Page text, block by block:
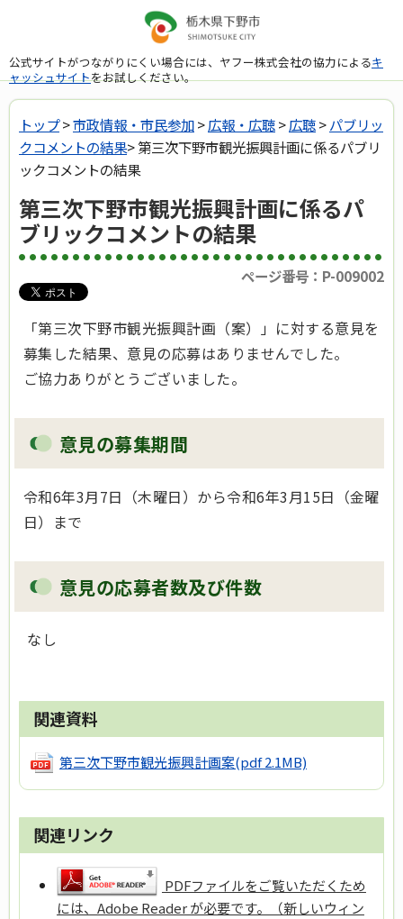
公式サイトがつながりにくい場合には、ヤフー株式会社の協力によるキ
ャッシュサイトをお試しください。
トップ>市政情報・市民参加>広報・広聴>広聴>パブリッ
クコメントの結果> 第三次下野市観光振興計画に係るパブリ
ックコメントの結果
第三次下野市観光振興計画に係るパ
ブリックコメントの結果
ページ番号：P-009002
「第三次下野市観光振興計画（案）」に対する意見を
募集した結果、意見の応募はありませんでした。
ご協力ありがとうございました。
意見の募集期間
令和6年3月7日（木曜日）から令和6年3月15日（金曜
日）まで
意見の応募者数及び件数
なし
関連資料
第三次下野市観光振興計画案(pdf 2.1MB)
関連リンク
PDFファイルをご覧いただくため
には、Adobe Reader が必要です。（新しいウィン